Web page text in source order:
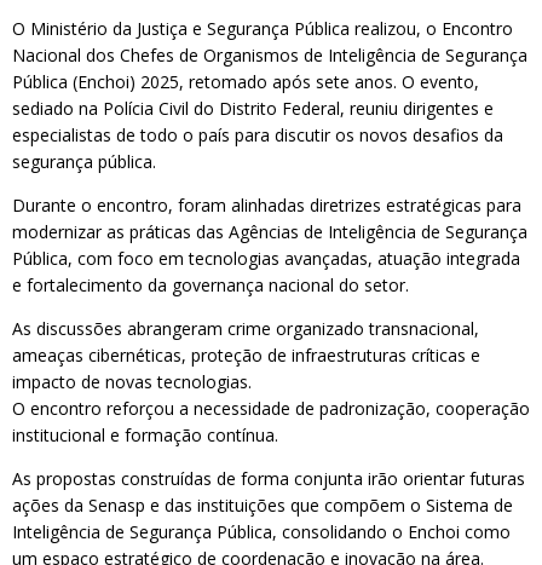
O Ministério da Justiça e Segurança Pública realizou, o Encontro
Nacional dos Chefes de Organismos de Inteligência de Segurança
Pública (Enchoi) 2025, retomado após sete anos. O evento,
sediado na Polícia Civil do Distrito Federal, reuniu dirigentes e
especialistas de todo o país para discutir os novos desafios da
segurança pública.
Durante o encontro, foram alinhadas diretrizes estratégicas para
modernizar as práticas das Agências de Inteligência de Segurança
Pública, com foco em tecnologias avançadas, atuação integrada
e fortalecimento da governança nacional do setor.
As discussões abrangeram crime organizado transnacional,
ameaças cibernéticas, proteção de infraestruturas críticas e
impacto de novas tecnologias.
O encontro reforçou a necessidade de padronização, cooperação
institucional e formação contínua.
As propostas construídas de forma conjunta irão orientar futuras
ações da Senasp e das instituições que compõem o Sistema de
Inteligência de Segurança Pública, consolidando o Enchoi como
um espaço estratégico de coordenação e inovação na área.